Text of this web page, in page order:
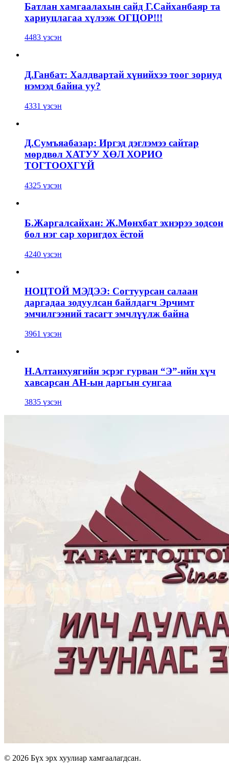
Батлан хамгаалахын сайд Г.Сайханбаяр та
хариуцлагаа хүлээж ОГЦОР!!!
4483 үзсэн
Д.Ганбат: Халдвартай хүнийхээ тоог зориуд
нэмээд байна уу?
4331 үзсэн
Д.Сумъяабазар: Иргэд дэглэмээ сайтар
мөрдвөл ХАТУУ ХӨЛ ХОРИО
ТОГТООХГҮЙ
4325 үзсэн
Б.Жаргалсайхан: Ж.Мөнхбат эхнэрээ зодсон
бол нэг сар хоригдох ёстой
4240 үзсэн
НОЦТОЙ МЭДЭЭ: Согтуурсан салаан
даргадаа зодуулсан байлдагч Эрчимт
эмчилгээний тасагт эмчлүүлж байна
3961 үзсэн
Н.Алтанхуягийн эсрэг гурван “Э”-ийн хүч
хавсарсан АН-ын даргын сунгаа
3835 үзсэн
© 2026 Бүх эрх хуулиар хамгаалагдсан.